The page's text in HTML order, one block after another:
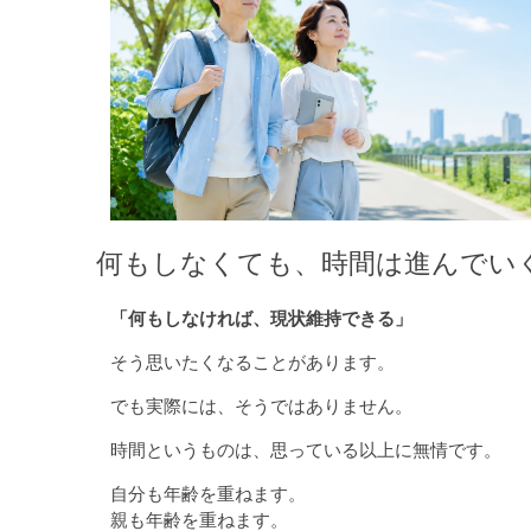
何もしなくても、時間は進んでい
「何もしなければ、現状維持できる」
そう思いたくなることがあります。
でも実際には、そうではありません。
時間というものは、思っている以上に無情です。
自分も年齢を重ねます。
親も年齢を重ねます。